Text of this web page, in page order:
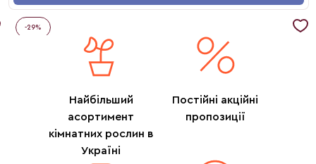
-29%
Найбільший
асортимент
кімнатних рослин в
Україні
Постійні акційні
пропозиції